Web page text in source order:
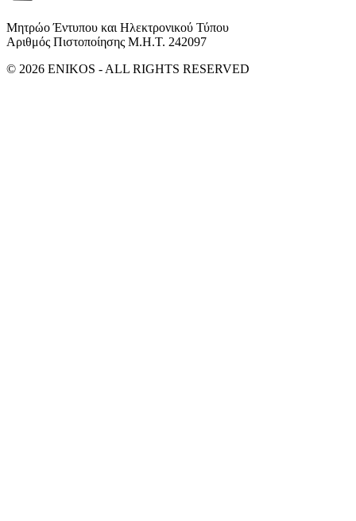
Μητρώο Έντυπου και Ηλεκτρονικού Τύπου
Αριθμός Πιστοποίησης Μ.Η.Τ. 242097
© 2026 ENIKOS - ALL RIGHTS RESERVED